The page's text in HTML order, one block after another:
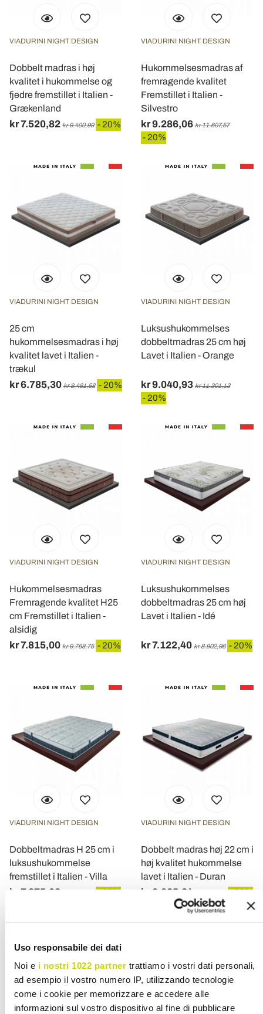
Uso responsabile dei dati
Noi e i nostri 1022 partnertrattiamo i vostri dati personali,
ad esempio il vostro numero IP, utilizzando tecnologie
come i cookie per memorizzare e accedere alle
informazioni sul vostro dispositivo al fine di pubblicare
VIADURINI NIGHT DESIGN
Dobbelt madras i høj
kvalitet i hukommelse og
fjedre fremstillet i Italien -
Grækenland
kr 7.520,82 kr 9.400,99 - 20%
VIADURINI NIGHT DESIGN
Hukommelsesmadras af
fremragende kvalitet
Fremstillet i Italien -
Silvestro
kr 9.286,06 kr 11.607,57
- 20%
VIADURINI NIGHT DESIGN
25 cm
hukommelsesmadras i høj
kvalitet lavet i Italien -
trækul
kr 6.785,30 kr 8.481,58 - 20%
VIADURINI NIGHT DESIGN
Luksushukommelses
dobbeltmadras 25 cm høj
Lavet i Italien - Orange
kr 9.040,93 kr 11.301,13
- 20%
VIADURINI NIGHT DESIGN
Hukommelsesmadras
Fremragende kvalitet H25
cm Fremstillet i Italien -
alsidig
kr 7.815,00 kr 9.768,75 - 20%
VIADURINI NIGHT DESIGN
Luksushukommelses
dobbeltmadras 25 cm høj
Lavet i Italien - Idé
kr 7.122,40 kr 8.902,96 - 20%
VIADURINI NIGHT DESIGN
Dobbeltmadras H 25 cm i
luksushukommelse
fremstillet i Italien - Villa
kr 7.275,62 - 20%
VIADURINI NIGHT DESIGN
Dobbelt madras høj 22 cm i
høj kvalitet hukommelse
lavet i Italien - Duran
kr 6.025,24 - 20%